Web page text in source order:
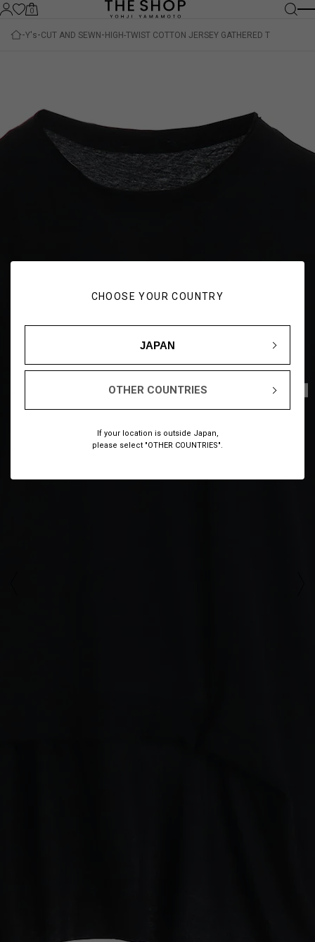
CHOOSE YOUR COUNTRY
JAPAN
OTHER COUNTRIES
If your location is outside Japan,
please select "OTHER COUNTRIES".
0
Y's CUT AND SEWN HIGH-TWIST COTTON JERSEY GATHERED T